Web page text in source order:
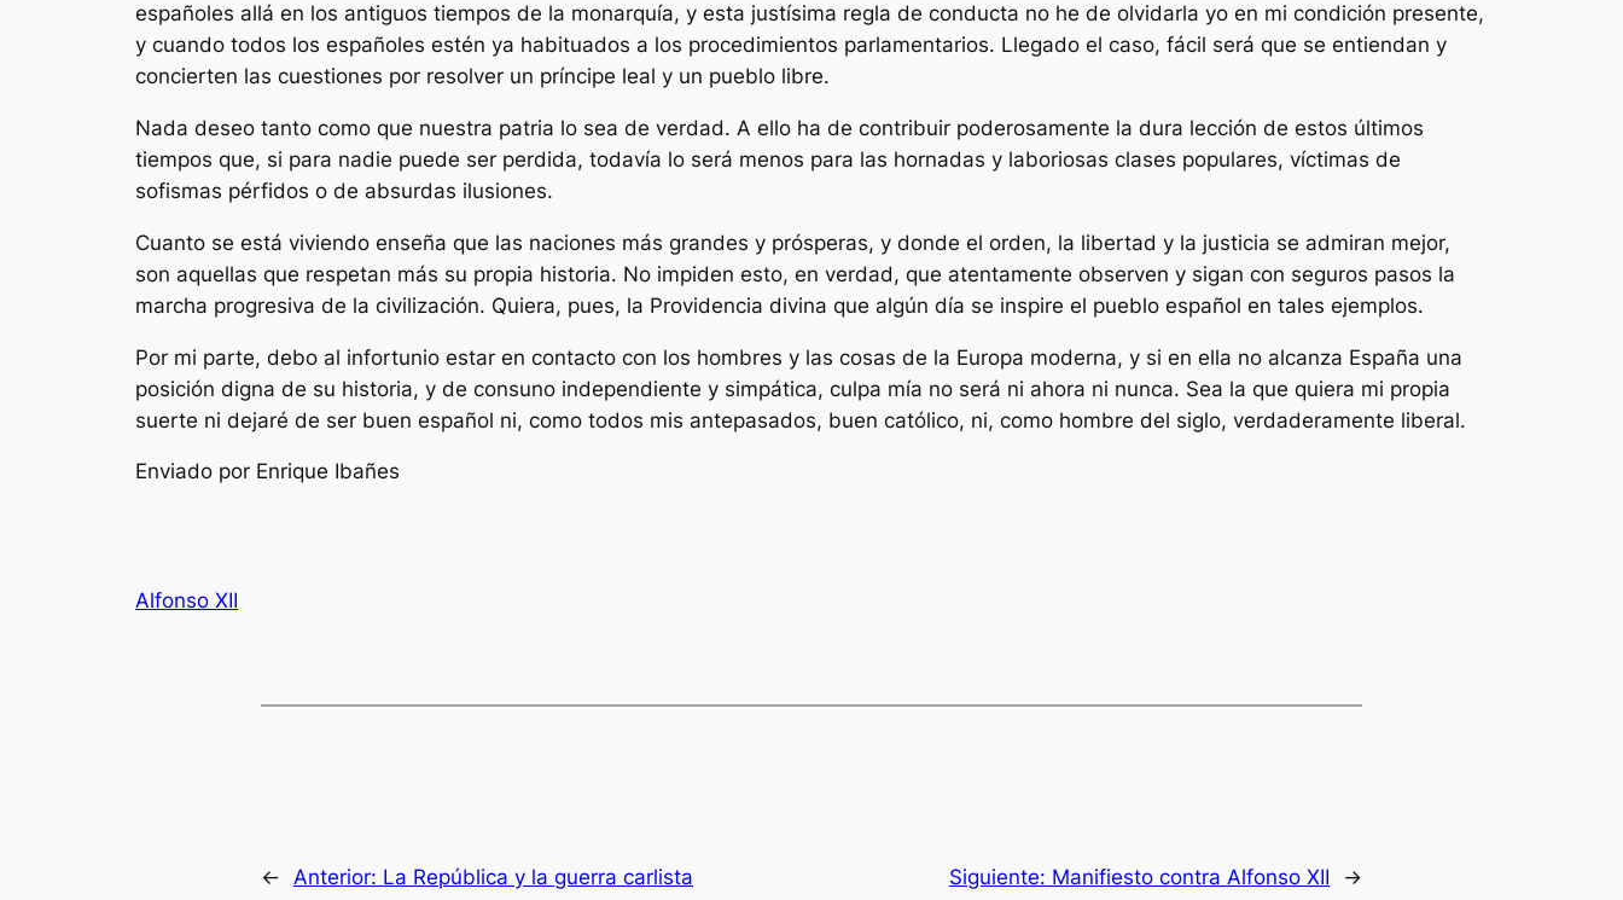
españoles allá en los antiguos tiempos de la monarquía, y esta justísima regla de conducta no he de olvidarla yo en mi condición presente,
y cuando todos los españoles estén ya habituados a los procedimientos parlamentarios. Llegado el caso, fácil será que se entiendan y
concierten las cuestiones por resolver un príncipe leal y un pueblo libre.
Nada deseo tanto como que nuestra patria lo sea de verdad. A ello ha de contribuir poderosamente la dura lección de estos últimos
tiempos que, si para nadie puede ser perdida, todavía lo será menos para las hornadas y laboriosas clases populares, víctimas de
sofismas pérfidos o de absurdas ilusiones.
Cuanto se está viviendo enseña que las naciones más grandes y prósperas, y donde el orden, la libertad y la justicia se admiran mejor,
son aquellas que respetan más su propia historia. No impiden esto, en verdad, que atentamente observen y sigan con seguros pasos la
marcha progresiva de la civilización. Quiera, pues, la Providencia divina que algún día se inspire el pueblo español en tales ejemplos.
Por mi parte, debo al infortunio estar en contacto con los hombres y las cosas de la Europa moderna, y si en ella no alcanza España una
posición digna de su historia, y de consuno independiente y simpática, culpa mía no será ni ahora ni nunca. Sea la que quiera mi propia
suerte ni dejaré de ser buen español ni, como todos mis antepasados, buen católico, ni, como hombre del siglo, verdaderamente liberal.
Enviado por Enrique Ibañes
Alfonso XII
← Anterior: La República y la guerra carlista Siguiente: Manifiesto contra Alfonso XII →